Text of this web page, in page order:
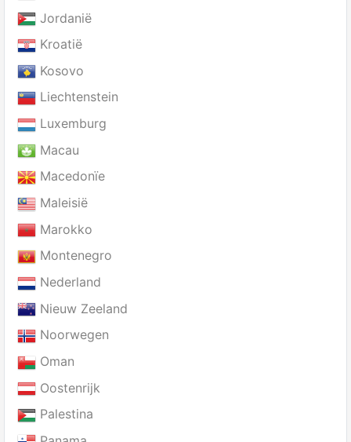
Jordanië
Kroatië
Kosovo
Liechtenstein
Luxemburg
Macau
Macedonïe
Maleisië
Marokko
Montenegro
Nederland
Nieuw Zeeland
Noorwegen
Oman
Oostenrijk
Palestina